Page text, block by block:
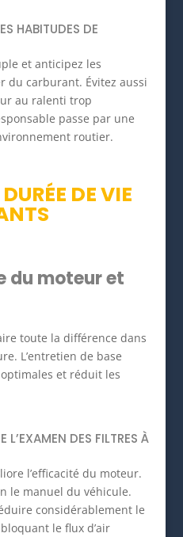
HABITUDES DE
et anticipez les
du carburant. Évitez aussi
au ralenti trop
passe par une
routier.
DE VIE
du moteur et
toute la différence dans
L’entretien de base
et réduit les
L’EXAMEN DES FILTRES À
l’efficacité du moteur.
le manuel du véhicule.
considérablement le
le flux d’air